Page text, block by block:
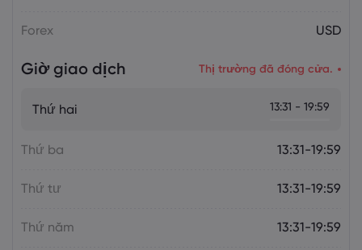
Forex USD
Giờ giao dịch Thị trường đã đóng cửa.
Thứ hai 13:31 - 19:59
Thứ ba 13:31-19:59
Thứ tư 13:31-19:59
Thứ năm 13:31-19:59